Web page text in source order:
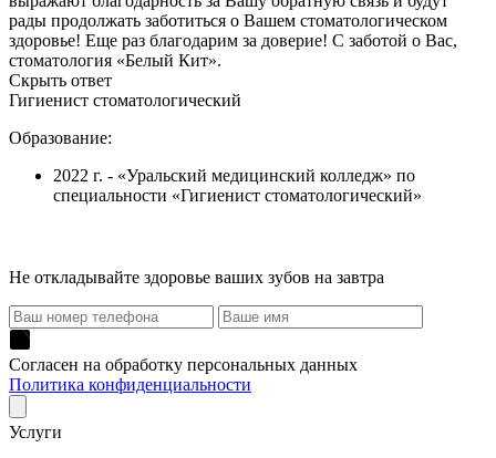
рады продолжать заботиться о Вашем стоматологическом
здоровье! Еще раз благодарим за доверие! С заботой о Вас,
стоматология «Белый Кит».
Скрыть ответ
Гигиенист стоматологический
Образование:
2022 г. - «Уральский медицинский колледж» по
специальности «Гигиенист стоматологический»
Не откладывайте здоровье ваших зубов на завтра
Согласен на обработку персональных данных
Политика конфиденциальности
Услуги